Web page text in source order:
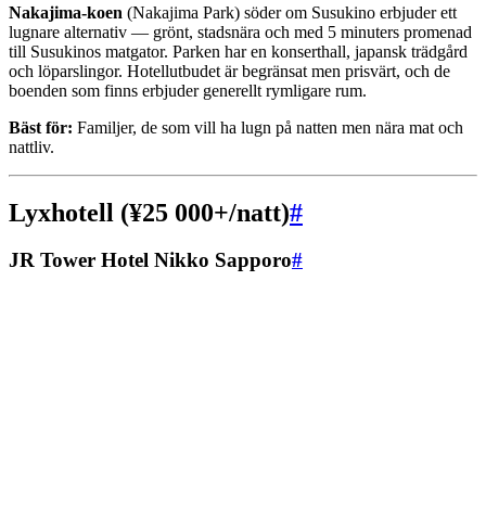
Nakajima-koen (Nakajima Park) söder om Susukino erbjuder ett
lugnare alternativ — grönt, stadsnära och med 5 minuters promenad
till Susukinos matgator. Parken har en konserthall, japansk trädgård
och löparslingor. Hotellutbudet är begränsat men prisvärt, och de
boenden som finns erbjuder generellt rymligare rum.
Bäst för: Familjer, de som vill ha lugn på natten men nära mat och
nattliv.
Lyxhotell (¥25 000+/natt)#
JR Tower Hotel Nikko Sapporo#